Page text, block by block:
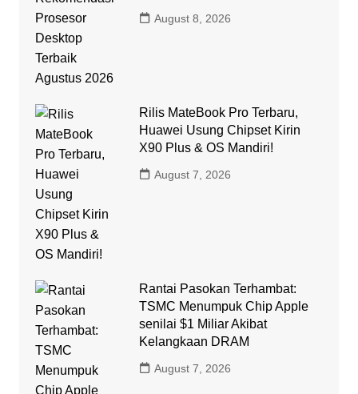
August 8, 2026
Rilis MateBook Pro Terbaru,
Huawei Usung Chipset Kirin
X90 Plus & OS Mandiri!
August 7, 2026
Rantai Pasokan Terhambat:
TSMC Menumpuk Chip Apple
senilai $1 Miliar Akibat
Kelangkaan DRAM
August 7, 2026